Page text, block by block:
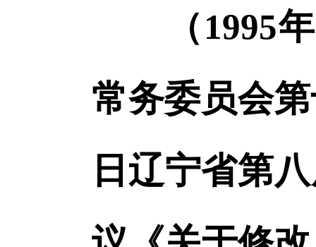
（1995
常务委员会
日辽宁省第